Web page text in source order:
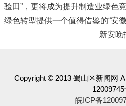
验田”，更将成为提升制造业绿色
绿色转型提供一个值得借鉴的“安徽
新安晚
Copyright © 2013 蜀山区新闻网
12009745
皖ICP备